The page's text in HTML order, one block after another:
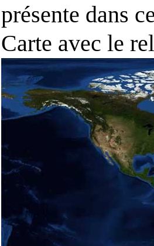
présente dans
Carte avec le